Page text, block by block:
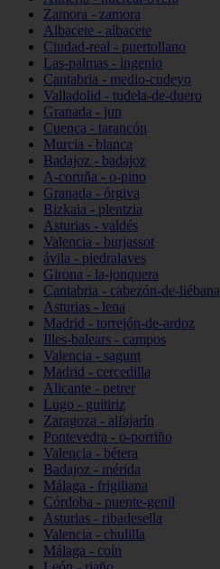
Zamora - zamora
Albacete - albacete
Ciudad-real - puertollano
Las-palmas - ingenio
Cantabria - medio-cudeyo
Valladolid - tudela-de-duero
Granada - jun
Cuenca - tarancón
Murcia - blanca
Badajoz - badajoz
A-coruña - o-pino
Granada - órgiva
Bizkaia - plentzia
Asturias - valdés
Valencia - burjassot
ávila - piedralaves
Girona - la-jonquera
Cantabria - cabezón-de-liébana
Asturias - lena
Madrid - torrejón-de-ardoz
Illes-balears - campos
Valencia - sagunt
Madrid - cercedilla
Alicante - petrer
Lugo - guitiriz
Zaragoza - alfajarín
Pontevedra - o-porriño
Valencia - bétera
Badajoz - mérida
Málaga - frigiliana
Córdoba - puente-genil
Asturias - ribadesella
Valencia - chulilla
Málaga - coín